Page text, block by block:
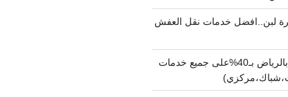
لبن..افضل خدمات نقل العفش
شركة تنظيف مكيفات بالرياض بـ40%على جميع خدمات